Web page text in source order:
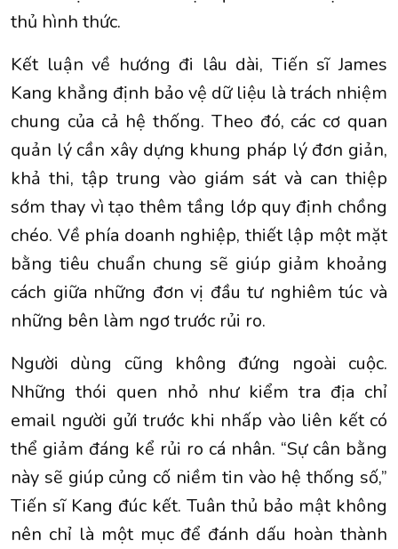
thủ hình thức.
Kết luận về hướng đi lâu dài, Tiến sĩ James
Kang khẳng định bảo vệ dữ liệu là trách nhiệm
chung của cả hệ thống. Theo đó, các cơ quan
quản lý cần xây dựng khung pháp lý đơn giản,
khả thi, tập trung vào giám sát và can thiệp
sớm thay vì tạo thêm tầng lớp quy định chồng
chéo. Về phía doanh nghiệp, thiết lập một mặt
bằng tiêu chuẩn chung sẽ giúp giảm khoảng
cách giữa những đơn vị đầu tư nghiêm túc và
những bên làm ngơ trước rủi ro.
Người dùng cũng không đứng ngoài cuộc.
Những thói quen nhỏ như kiểm tra địa chỉ
email người gửi trước khi nhấp vào liên kết có
thể giảm đáng kể rủi ro cá nhân. “Sự cân bằng
này sẽ giúp củng cố niềm tin vào hệ thống số,”
Tiến sĩ Kang đúc kết. Tuân thủ bảo mật không
nên chỉ là một mục để đánh dấu hoàn thành